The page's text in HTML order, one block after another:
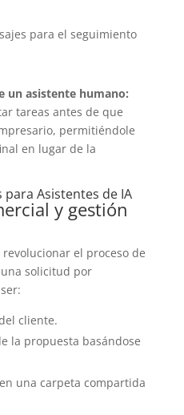
para el seguimiento
un asistente humano:
tareas antes de que
permitiéndole
en lugar de la
para Asistentes de IA
y gestión
revolucionar el proceso de
solicitud por
cliente.
la propuesta basándose
una carpeta compartida